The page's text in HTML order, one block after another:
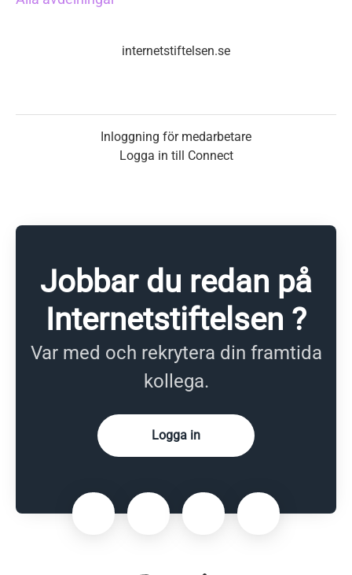
internetstiftelsen.se
Inloggning för medarbetare
Logga in till Connect
Jobbar du redan på
Internetstiftelsen ?
Var med och rekrytera din framtida
kollega.
Logga in